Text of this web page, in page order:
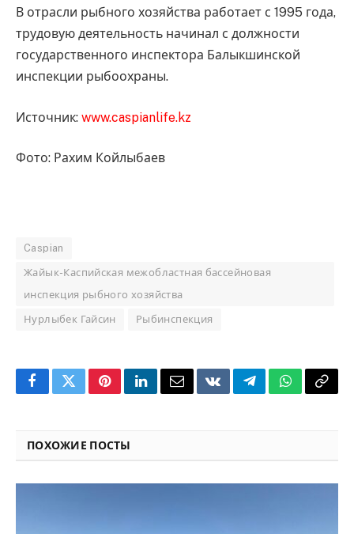
В отрасли рыбного хозяйства работает с 1995 года,
трудовую деятельность начинал с должности
государственного инспектора Балыкшинской
инспекции рыбоохраны.
Источник: www.caspianlife.kz
Фото: Рахим Койлыбаев
Caspian
Жайык-Каспийская межобластная бассейновая
инспекция рыбного хозяйства
Нурлыбек Гайсин Рыбинспекция
FacebookTwitterPinterestLinkedInEmailVKontakteTelegramWhatsApp
Copy
ПОХОЖИЕ ПОСТЫ